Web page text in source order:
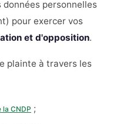
personnelles
pour exercer vos
et d'opposition.
plainte à travers les
la CNDP ;